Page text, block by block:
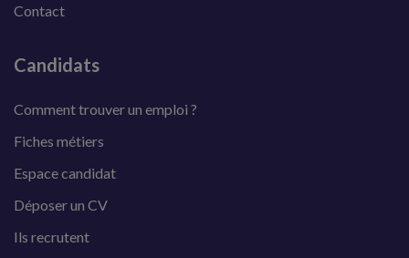
Contact
Candidats
Comment trouver un emploi ?
Fiches métiers
Espace candidat
Déposer un CV
Ils recrutent